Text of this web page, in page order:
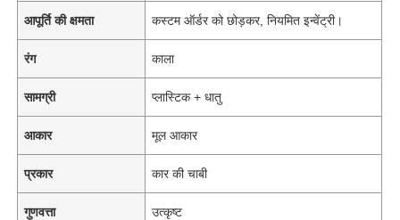
आपूर्ति की क्षमता कस्टम ऑर्डर को छोड़कर, नियमित इन्वेंट्री।
रंग काला
सामग्री प्लास्टिक + धातु
आकार मूल आकार
प्रकार कार की चाबी
गुणवत्ता उत्कृष्ट